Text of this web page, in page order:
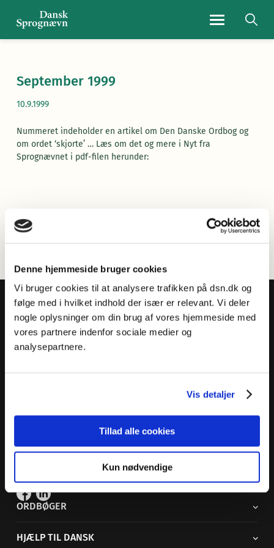
Denne hjemmeside bruger cookies
Vi bruger cookies til at analysere trafikken på dsn.dk og
følge med i hvilket indhold der især er relevant. Vi deler
nogle oplysninger om din brug af vores hjemmeside med
vores partnere indenfor sociale medier og
analysepartnere.
Vis detaljer
Tillad alle cookies
Kun nødvendige
September 1999
10.9.1999
Nummeret indeholder en artikel om Den Danske Ordbog og
om ordet ‘skjorte’ … Læs om det og mere i Nyt fra
Sprognævnet i pdf-filen herunder:
Læs Nyt fra Sprognævnet her(pdf)
Adelgade 119 B
Sproglige spørgsmål:33 74 74 74
33 74 74 00 ·adm@dsn.dk
Vi findes også på sociale medier
ORDBØGER
HJÆLP TIL DANSK